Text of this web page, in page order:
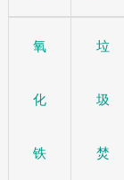
氧
化
铁
垃
圾
焚